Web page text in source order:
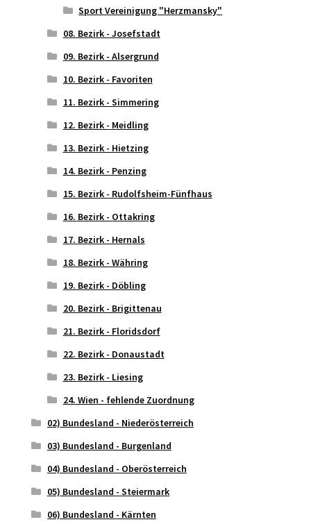
Sport Vereinigung "Herzmansky"
08. Bezirk - Josefstadt
09. Bezirk - Alsergrund
10. Bezirk - Favoriten
11. Bezirk - Simmering
12. Bezirk - Meidling
13. Bezirk - Hietzing
14. Bezirk - Penzing
15. Bezirk - Rudolfsheim-Fünfhaus
16. Bezirk - Ottakring
17. Bezirk - Hernals
18. Bezirk - Währing
19. Bezirk - Döbling
20. Bezirk - Brigittenau
21. Bezirk - Floridsdorf
22. Bezirk - Donaustadt
23. Bezirk - Liesing
24. Wien - fehlende Zuordnung
02) Bundesland - Niederösterreich
03) Bundesland - Burgenland
04) Bundesland - Oberösterreich
05) Bundesland - Steiermark
06) Bundesland - Kärnten